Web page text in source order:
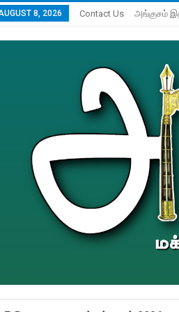
8, 2026 Contact Us அங்குசம்